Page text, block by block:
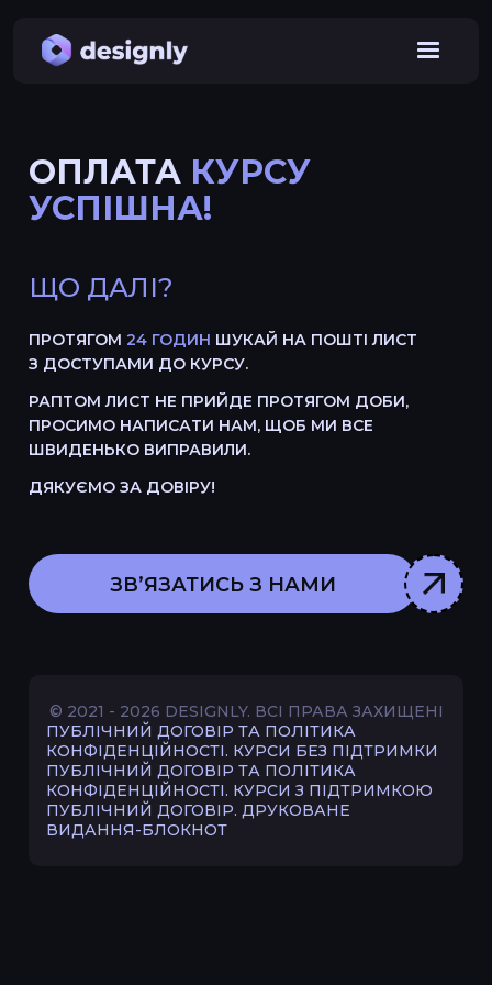
ОПЛАТА КУРСУ
УСПІШНА!
ЩО ДАЛІ?
ПРОТЯГОМ 24 ГОДИН ШУКАЙ НА ПОШТІ ЛИСТ
З ДОСТУПАМИ ДО КУРСУ.
РАПТОМ ЛИСТ НЕ ПРИЙДЕ ПРОТЯГОМ ДОБИ,
ПРОСИМО НАПИСАТИ НАМ, ЩОБ МИ ВСЕ
ШВИДЕНЬКО ВИПРАВИЛИ.
ДЯКУЄМО ЗА ДОВІРУ!
ЗВʼЯЗАТИСЬ З НАМИ
© 2021 - 2026 DESIGNLY. ВСІ ПРАВА ЗАХИЩЕНІ
ПУБЛІЧНИЙ ДОГОВІР ТА ПОЛІТИКА
КОНФІДЕНЦІЙНОСТІ. КУРСИ БЕЗ ПІДТРИМКИ
ПУБЛІЧНИЙ ДОГОВІР ТА ПОЛІТИКА
КОНФІДЕНЦІЙНОСТІ. КУРСИ З ПІДТРИМКОЮ
ПУБЛІЧНИЙ ДОГОВІР. ДРУКОВАНЕ
ВИДАННЯ-БЛОКНОТ